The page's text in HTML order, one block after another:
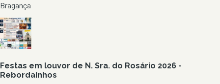
Bragança
Festas em louvor de N. Sra. do Rosário 2026 -
Rebordainhos